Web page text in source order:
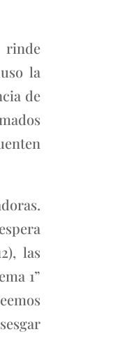
rinde
la
de
las
1”